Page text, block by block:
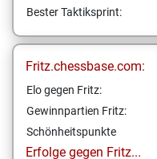
Bester Taktiksprint:
Fritz.chessbase.com:
Elo gegen Fritz:
Gewinnpartien Fritz:
Schönheitspunkte
Erfolge gegen Fritz...